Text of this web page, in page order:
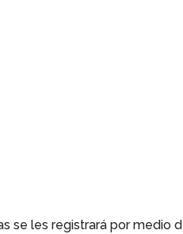
se les registrará por medio